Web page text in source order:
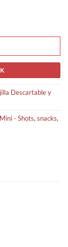
Descartable y
Mini - Shots, snacks,